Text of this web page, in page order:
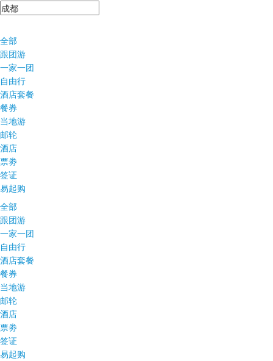
全部
跟团游
一家一团
自由行
酒店套餐
餐券
当地游
邮轮
酒店
票劵
签证
易起购
全部
跟团游
一家一团
自由行
酒店套餐
餐券
当地游
邮轮
酒店
票劵
签证
易起购